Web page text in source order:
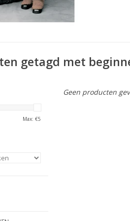
getagd met
Max: €5
Geen producten